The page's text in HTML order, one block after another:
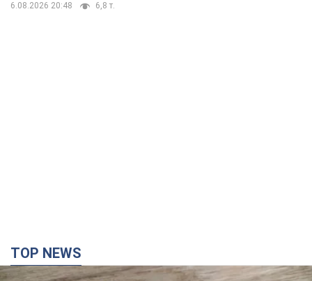
6.08.2026 20:48 6,8 т.
TOP NEWS